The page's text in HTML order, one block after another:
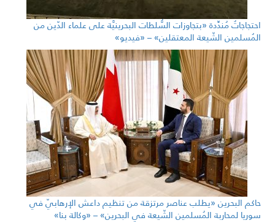
احتجاجاتٌ مُندِّدة «بتجاوزات السُّلطات البحرينيَّة على علماء الدّين من
المُسلمين الشّيعة المعتقلين» – «فيديو»
حاكم البحرين «يطلب عناصر مرتزقة من تنظيم داعش الإرهابيّ في
سوريا لمحاربة المُسلمين الشّيعة في البحرين» – «وكالة بنا»